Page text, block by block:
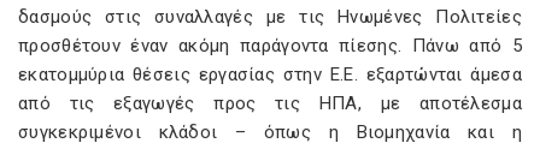
δασμούς στις συναλλαγές με τις Ηνωμένες Πολιτείες
προσθέτουν έναν ακόμη παράγοντα πίεσης. Πάνω από 5
εκατομμύρια θέσεις εργασίας στην Ε.Ε. εξαρτώνται άμεσα
από τις εξαγωγές προς τις ΗΠΑ, με αποτέλεσμα
συγκεκριμένοι κλάδοι – όπως η Βιομηχανία και η